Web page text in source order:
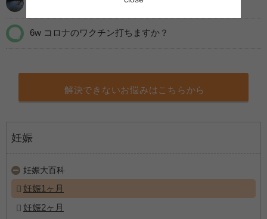
二人目妊娠中つわり、悪阻アドバイスください。
6w コロナのワクチン打ちますか？
解決できないお悩みはこちらから
妊娠
妊娠大百科
妊娠1ヶ月
妊娠2ヶ月